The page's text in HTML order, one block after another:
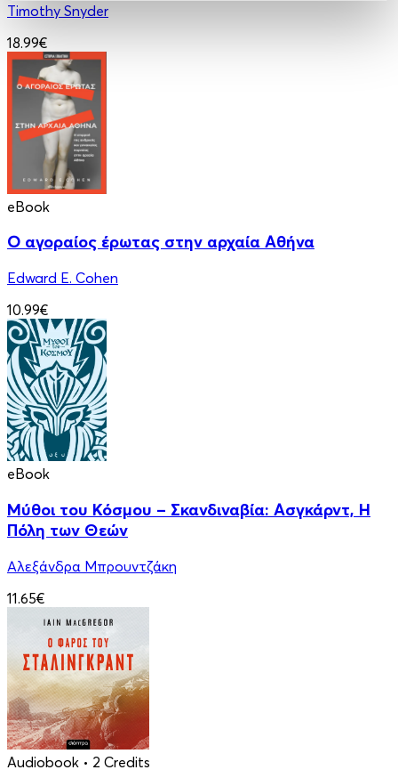
Timothy Snyder
18.99€
eBook
Ο αγοραίος έρωτας στην αρχαία Αθήνα
Edward E. Cohen
10.99€
eBook
Μύθοι του Κόσμου – Σκανδιναβία: Ασγκάρντ, Η
Πόλη των Θεών
Αλεξάνδρα Μπρουντζάκη
11.65€
Audiobook • 2 Credits